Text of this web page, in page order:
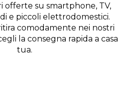
offerte su smartphone, TV,
e piccoli elettrodomestici.
comodamente nei nostri
la consegna rapida a casa
tua.